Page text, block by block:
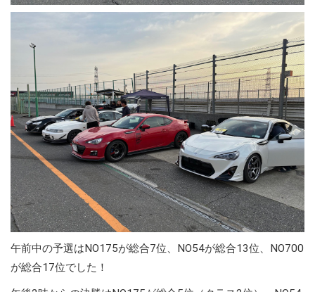
午前中の予選はNO175が総合7位、NO54が総合13位、NO700
が総合17位でした！